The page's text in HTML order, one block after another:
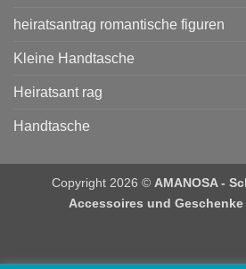
heiratsantrag romantische figuren
Kleine Handtasche
Heiratsant rag
Handtasche
Copyright 2026 © AMANOSA -
Accessoires und